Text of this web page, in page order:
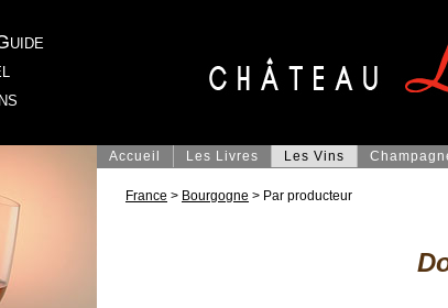
Accueil Les Livres Les Vins
France > Bourgogne > Par producteur